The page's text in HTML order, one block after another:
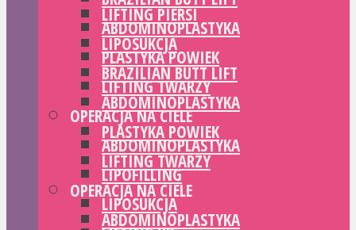
ABDOMINOPLASTYKA
PLASTYKA POWIEK
LIFTING TWARZY
OPERACJA NA CIELE
ABDOMINOPLASTYKA
LIPOFILLING
LIPOSUKCJA
LIFTING PIERSI
LIPOSUKCJA
BRAZILIAN BUTT LIFT
ABDOMINOPLASTYKA
PLASTYKA POWIEK
LIFTING TWARZY
OPERACJA NA CIELE
ABDOMINOPLASTYKA